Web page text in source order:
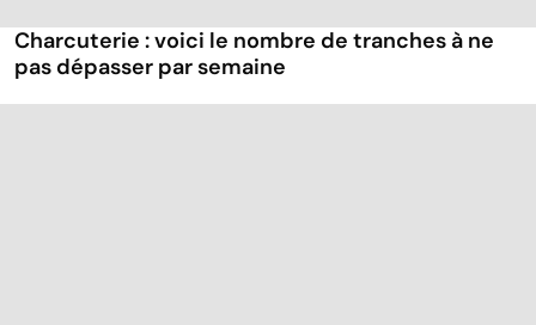
Charcuterie : voici le nombre de tranches à ne
pas dépasser par semaine